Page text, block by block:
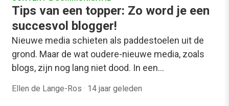
Tips van een topper: Zo word je een
succesvol blogger!
Nieuwe media schieten als paddestoelen uit de
grond. Maar de wat oudere-nieuwe media, zoals
blogs, zijn nog lang niet dood. In een…
Ellen de Lange-Ros · 14 jaar geleden